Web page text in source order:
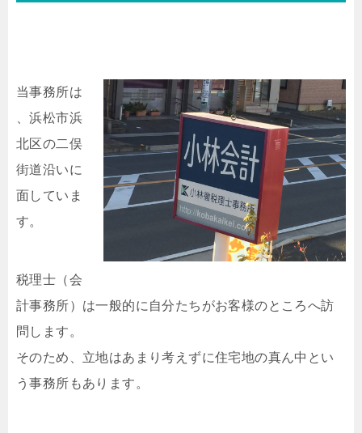
当事務所は
、浜松市浜
北区の二俣
街道沿いに
面していま
す。
税理士（会
計事務所）は一般的に自分たちがお客様のところへ訪
問します。
そのため、立地はあまり考えずに住宅地の真ん中とい
う事務所もあります。